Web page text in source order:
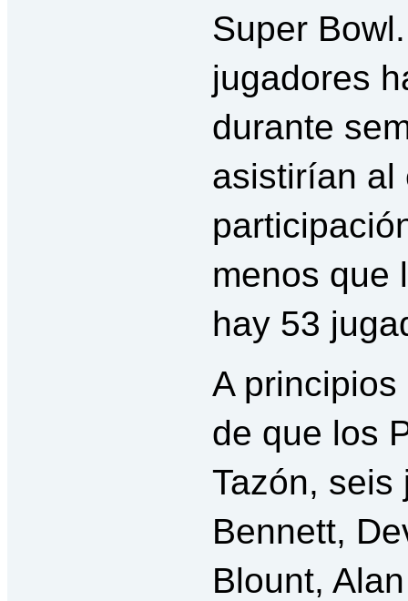
Super
jugadores
durante
asistirían al
menos que
hay 53
A
de que los
Tazón, seis
Bennett,
Blount,